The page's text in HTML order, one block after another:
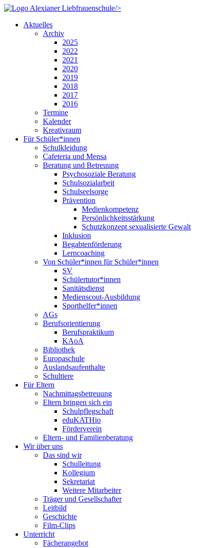
/>
Aktuelles
Archiv
2025
2022
2021
2020
2019
2018
2017
2016
Termine
Kalender
Kreativraum
Für Schüler*innen
Schulkleidung
Cafeteria und Mensa
Beratung und Betreuung
Psychosoziale Beratung
Schulsozialarbeit
Schulseelsorge
Prävention
Medienkompetenz
Persönlichkeitsstärkung
Schutzkonzept sexualisierte Gewalt
Inklusion
Begabtenförderung
Lerncoaching
Von Schüler*innen für Schüler*innen
SV
Schülertutor*innen
Sanitätsdienst
Medienscout-Ausbildung
Sporthelfer*innen
AGs
Berufsorientierung
Berufspraktikum
KAoA
Bibliothek
Europaschule
Auslandsaufenthalte
Schultiere
Für Eltern
Nachmittagsbetreuung
Eltern bringen sich ein
Schulpflegschaft
eduKATHio
Förderverein
Eltern- und Familienberatung
Wir über uns
Das sind wir
Schulleitung
Kollegium
Sekretariat
Weitere Mitarbeiter
Träger und Gesellschafter
Leitbild
Geschichte
Film-Clips
Unterricht
Fächerangebot